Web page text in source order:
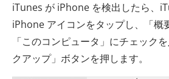
iTunes が iPhone を検出したら、
iPhone アイコンをタップし、「概
「このコンピュータ」にチェック
クアップ」ボタンを押します。